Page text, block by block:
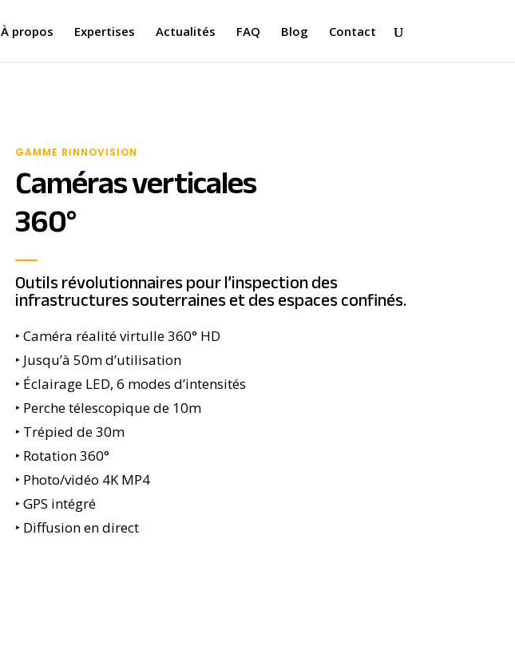
À propos Expertises Actualités FAQ Blog Contact
GAMME RINNOVISION
Caméras verticales
360°
Outils révolutionnaires pour l’inspection des
infrastructures souterraines et des espaces confinés.
‣ Caméra réalité virtulle 360° HD
‣ Jusqu’à 50m d’utilisation
‣ Éclairage LED, 6 modes d’intensités
‣ Perche télescopique de 10m
‣ Trépied de 30m
‣ Rotation 360°
‣ Photo/vidéo 4K MP4
‣ GPS intégré
‣ Diffusion en direct